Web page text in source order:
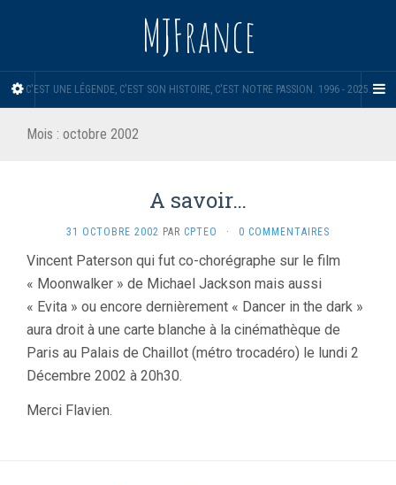
MJFrance
C'EST UNE LÉGENDE, C'EST SON HISTOIRE, C'EST NOTRE PASSION. 1996 - 2025.
Mois : octobre 2002
A savoir…
31 OCTOBRE 2002 PAR CPTEO · 0 COMMENTAIRES
Vincent Paterson qui fut co-chorégraphe sur le film
« Moonwalker » de Michael Jackson mais aussi
« Evita » ou encore dernièrement « Dancer in the dark »
aura droit à une carte blanche à la cinémathèque de
Paris au Palais de Chaillot (métro trocadéro) le lundi 2
Décembre 2002 à 20h30.
Merci Flavien.